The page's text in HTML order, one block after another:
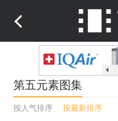
第五元素图集
按人气排序 按最新排序